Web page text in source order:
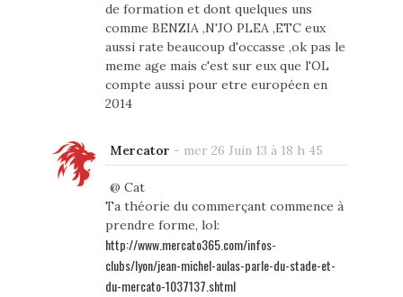
de formation et dont quelques uns
comme BENZIA ,N'JO PLEA ,ETC eux
aussi rate beaucoup d'occasse ,ok pas le
meme age mais c'est sur eux que l'OL
compte aussi pour etre européen en
2014
Mercator - mer 26 Juin 13 à 18 h 45
@ Cat
Ta théorie du commerçant commence à
prendre forme, lol:
http://www.mercato365.com/infos-
clubs/lyon/jean-michel-aulas-parle-du-stade-et-
du-mercato-1037137.shtml